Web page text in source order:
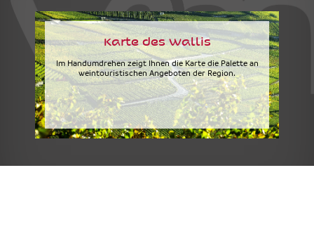
Karte des Wallis
Im Handumdrehen zeigt Ihnen die Karte die Palette an
weintouristischen Angeboten der Region.